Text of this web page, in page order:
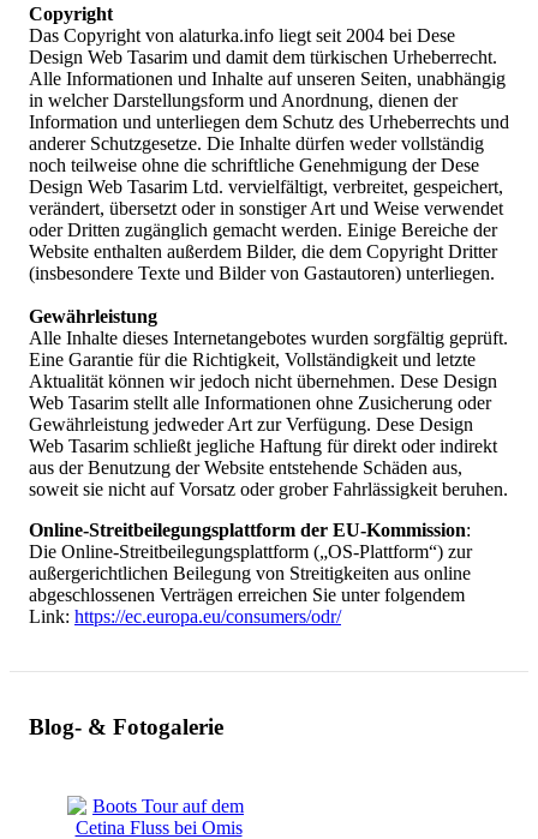
Copyright
Das Copyright von alaturka.info liegt seit 2004 bei Dese
Design Web Tasarim und damit dem türkischen Urheberrecht.
Alle Informationen und Inhalte auf unseren Seiten, unabhängig
in welcher Darstellungsform und Anordnung, dienen der
Information und unterliegen dem Schutz des Urheberrechts und
anderer Schutzgesetze. Die Inhalte dürfen weder vollständig
noch teilweise ohne die schriftliche Genehmigung der Dese
Design Web Tasarim Ltd. vervielfältigt, verbreitet, gespeichert,
verändert, übersetzt oder in sonstiger Art und Weise verwendet
oder Dritten zugänglich gemacht werden. Einige Bereiche der
Website enthalten außerdem Bilder, die dem Copyright Dritter
(insbesondere Texte und Bilder von Gastautoren) unterliegen.
Gewährleistung
Alle Inhalte dieses Internetangebotes wurden sorgfältig geprüft.
Eine Garantie für die Richtigkeit, Vollständigkeit und letzte
Aktualität können wir jedoch nicht übernehmen. Dese Design
Web Tasarim stellt alle Informationen ohne Zusicherung oder
Gewährleistung jedweder Art zur Verfügung. Dese Design
Web Tasarim schließt jegliche Haftung für direkt oder indirekt
aus der Benutzung der Website entstehende Schäden aus,
soweit sie nicht auf Vorsatz oder grober Fahrlässigkeit beruhen.
Online-Streitbeilegungsplattform der EU-Kommission:
Die Online-Streitbeilegungsplattform („OS-Plattform“) zur
außergerichtlichen Beilegung von Streitigkeiten aus online
abgeschlossenen Verträgen erreichen Sie unter folgendem
Link: https://ec.europa.eu/consumers/odr/
Blog- & Fotogalerie